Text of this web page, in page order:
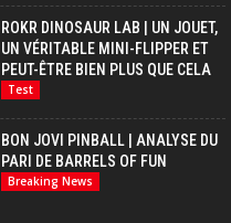
ROKR DINOSAUR LAB | UN JOUET,
UN VÉRITABLE MINI-FLIPPER ET
PEUT-ÊTRE BIEN PLUS QUE CELA
Test
BON JOVI PINBALL | ANALYSE DU
PARI DE BARRELS OF FUN
Breaking News